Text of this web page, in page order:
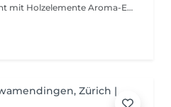
Aroma-Luxe Aroma-Sculptant mit Holzelemente Aroma-Energy mit Akupressur Aroma-Relax mit Rücken Hotstone